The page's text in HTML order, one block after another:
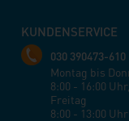
KUNDENSERVICE
030 390473-610
Montag bis
8:00 - 16:00 Uhr,
Freitag
8:00 - 13:00 Uhr